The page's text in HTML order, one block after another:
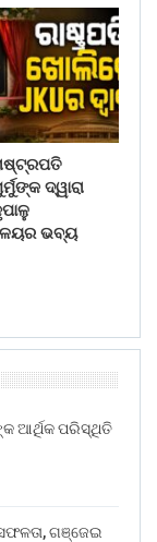
ଦ୍ୱାରା
ଭବ୍ୟ
ଆର୍ଥିକ ପରିସ୍ଥିତି
ଗଞ୍ଜେଇ